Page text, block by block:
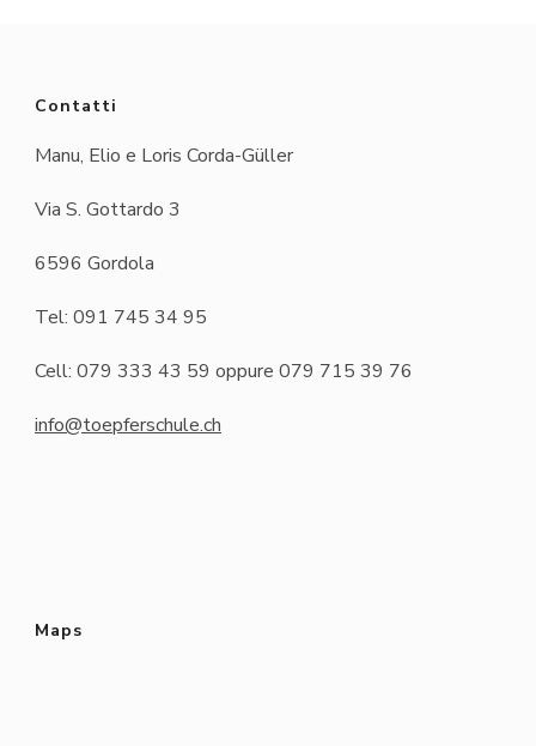
Contatti
Manu, Elio e Loris Corda-Güller
Via S. Gottardo 3
6596 Gordola
Tel: 091 745 34 95
Cell: 079 333 43 59 oppure 079 715 39 76
info@toepferschule.ch
Maps